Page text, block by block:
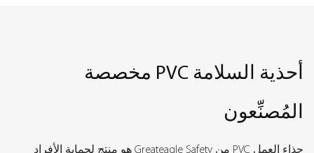
أحذية السلامة PVC مخصصة
المُصنِّعون
حذاء العمل PVC من Greateagle Safety هو منتج لحماية الأفراد